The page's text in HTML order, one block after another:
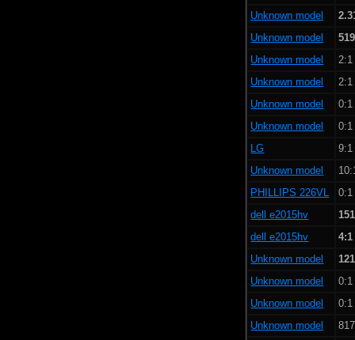
Unknown model
Unknown model
Unknown model
2:1
Unknown model
2:1
Unknown model
0:1
Unknown model
0:1
LG
9:1
Unknown model
PHILLIPS 226VL
0:1
dell e2015hv
dell e2015hv
4:1
Unknown model
Unknown model
0:1
Unknown model
0:1
Unknown model